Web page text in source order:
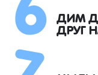
ДИМ
ДРУГ